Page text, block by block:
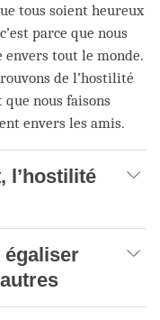
tous soient heureux
parce que nous
envers tout le monde.
de l’hostilité
nous faisons
envers les amis.
l’hostilité
égaliser